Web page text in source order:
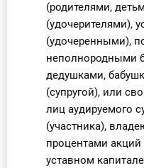
(родителями,
(удочерителями),
(удочеренными),
неполнородными
дедушками,
(супругой), или
лиц аудируемого
(участника),
процентами
уставном